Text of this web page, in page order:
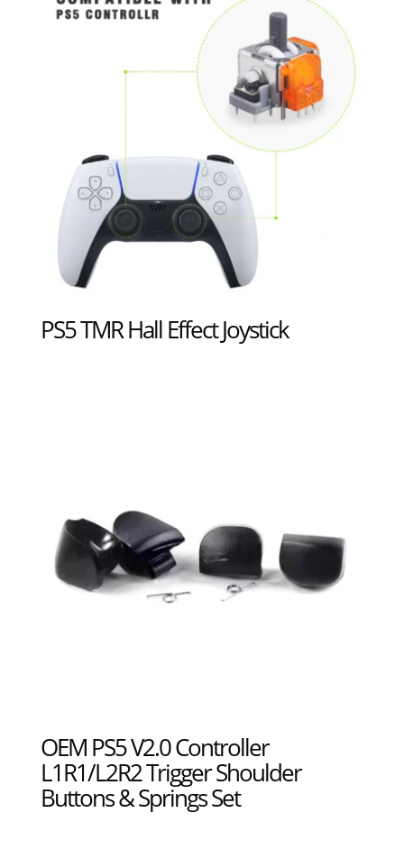
PS5 TMR Hall Effect Joystick
OEM PS5 V2.0 Controller
L1R1/L2R2 Trigger Shoulder
Buttons & Springs Set